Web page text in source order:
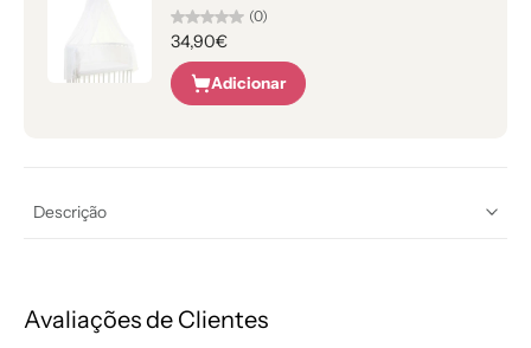
(0)
34,90€
Adicionar
Descrição
Avaliações de Clientes